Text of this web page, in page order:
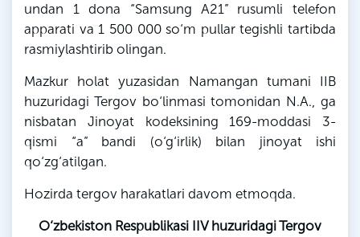
undan 1 dona “Samsung A21” rusumli telefon
apparati va 1 500 000 so‘m pullar tegishli tartibda
rasmiylashtirib olingan.
Mazkur holat yuzasidan Namangan tumani IIB
huzuridagi Tergov bo‘linmasi tomonidan N.A.,ga
nisbatan Jinoyat kodeksining 169-moddasi 3-
qismi “a” bandi (o‘g‘irlik) bilan jinoyat ishi
qo‘zg‘atilgan.
Hozirda tergov harakatlari davom etmoqda.
O‘zbekiston Respublikasi IIV huzuridagi Tergov